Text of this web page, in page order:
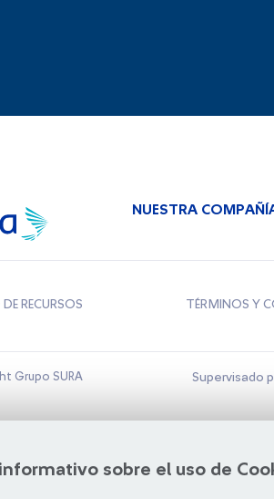
sobre el uso de
NUESTRA
RECURSOS TÉRMINOS Y
Grupo SURA
Supervisado